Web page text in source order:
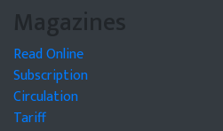
Magazines
Read Online
Subscription
Circulation
Tariff